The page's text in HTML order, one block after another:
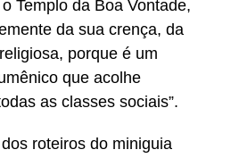
Templo da Boa Vontade,
da sua crença, da
porque é um
que acolhe
as classes sociais”.
roteiros do miniguia